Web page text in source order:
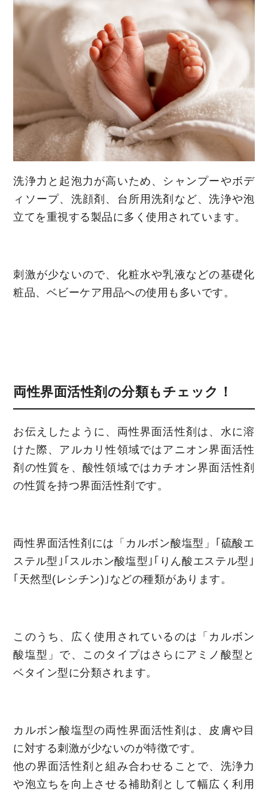
洗浄力と起泡力が高いため、シャンプーやボデ
ィソープ、洗顔剤、台所用洗剤など、洗浄や泡
立てを重視する製品に多く使用されています。
刺激が少ないので、化粧水や乳液などの基礎化
粧品、ベビーケア用品への使用も多いです。
両性界面活性剤の分類もチェック！
お伝えしたように、両性界面活性剤は、水に溶
けた際、アルカリ性領域ではアニオン界面活性
剤の性質を、酸性領域ではカチオン界面活性剤
の性質を持つ界面活性剤です。
両性界面活性剤には「カルボン酸塩型」｢硫酸エ
ステル型｣｢スルホン酸塩型｣｢りん酸エステル型｣
｢天然型(レシチン)｣などの種類があります。
このうち、広く使用されているのは「カルボン
酸塩型」で、このタイプはさらにアミノ酸型と
ベタイン型に分類されます。
カルボン酸塩型の両性界面活性剤は、皮膚や目
に対する刺激が少ないのが特徴です。
他の界面活性剤と組み合わせることで、洗浄力
や泡立ちを向上させる補助剤として幅広く利用